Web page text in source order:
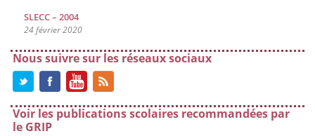
SLECC – 2004
24 février 2020
Nous suivre sur les réseaux sociaux
Voir les publications scolaires recommandées par
le GRIP